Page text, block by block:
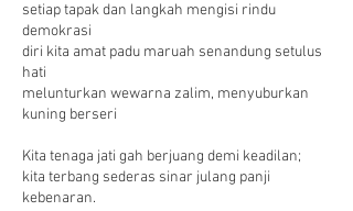
setiap tapak dan langkah mengisi rindu
demokrasi
diri kita amat padu maruah senandung setulus
hati
melunturkan wewarna zalim, menyuburkan
kuning berseri
Kita tenaga jati gah berjuang demi keadilan;
kita terbang sederas sinar julang panji
kebenaran.